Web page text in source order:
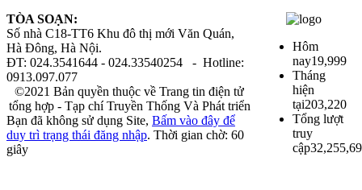
TÒA SOẠN:
Số nhà C18-TT6 Khu đô thị mới Văn Quán,
Hà Đông, Hà Nội.
ĐT: 024.3541644 - 024.33540254 - Hotline:
0913.097.077
Hôm
nay19,999
Tháng
hiện
tại203,220
Tổng lượt
truy
cập
©2021 Bản quyền thuộc về Trang tin điện tử
tổng hợp - Tạp chí Truyền Thống Và Phát triển
Bạn đã không sử dụng Site, Bấm vào đây để
duy trì trạng thái đăng nhập. Thời gian chờ: 60
giây